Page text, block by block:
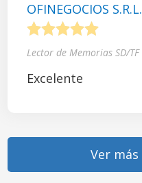
OFINEGOCIOS S.R.L.
Lector de Memorias SD/TF
Excelente
Ver